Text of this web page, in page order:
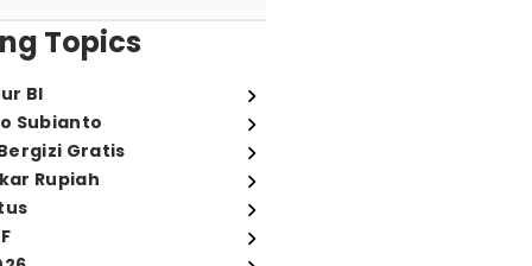
Topics
BI
Subianto
Gratis
Rupiah